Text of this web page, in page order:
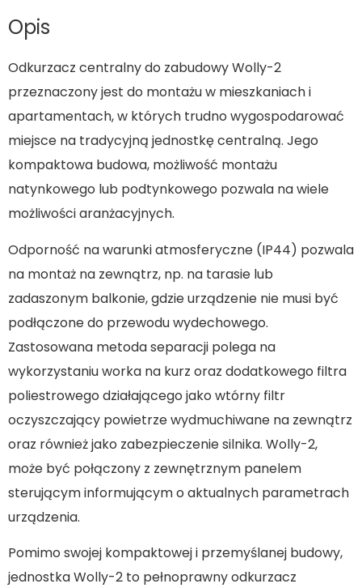
Opis
Odkurzacz centralny do zabudowy Wolly-2
przeznaczony jest do montażu w mieszkaniach i
apartamentach, w których trudno wygospodarować
miejsce na tradycyjną jednostkę centralną. Jego
kompaktowa budowa, możliwość montażu
natynkowego lub podtynkowego pozwala na wiele
możliwości aranżacyjnych.
Odporność na warunki atmosferyczne (IP44) pozwala
na montaż na zewnątrz, np. na tarasie lub
zadaszonym balkonie, gdzie urządzenie nie musi być
podłączone do przewodu wydechowego.
Zastosowana metoda separacji polega na
wykorzystaniu worka na kurz oraz dodatkowego filtra
poliestrowego działającego jako wtórny filtr
oczyszczający powietrze wydmuchiwane na zewnątrz
oraz również jako zabezpieczenie silnika. Wolly-2,
może być połączony z zewnętrznym panelem
sterującym informującym o aktualnych parametrach
urządzenia.
Pomimo swojej kompaktowej i przemyślanej budowy,
jednostka Wolly-2 to pełnoprawny odkurzacz